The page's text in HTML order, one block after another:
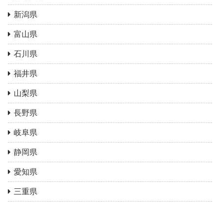
新潟県
富山県
石川県
福井県
山梨県
長野県
岐阜県
静岡県
愛知県
三重県